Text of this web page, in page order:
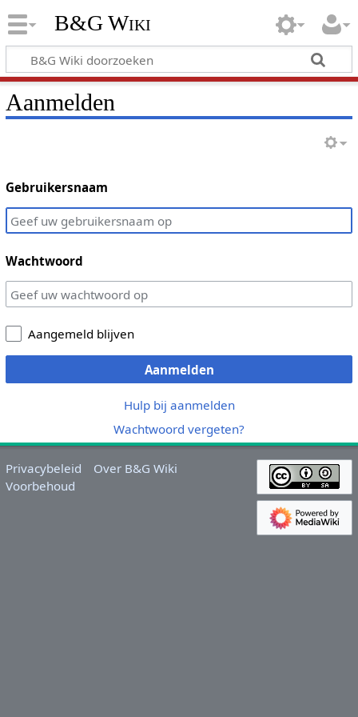
B&G Wiki
Aanmelden
Gebruikersnaam
Wachtwoord
Aangemeld blijven
Aanmelden
Hulp bij aanmelden
Wachtwoord vergeten?
Privacybeleid
Over B&G Wiki
Voorbehoud